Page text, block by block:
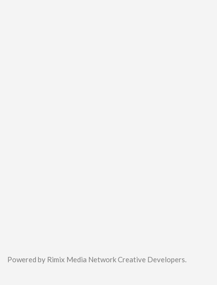
Powered by Rimix Media Network Creative Developers.